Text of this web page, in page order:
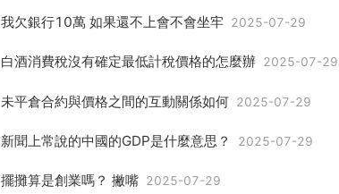
我欠銀行10萬 如果還不上會不會坐牢 2025-07-29
白酒消費稅沒有確定最低計稅價格的怎麼辦 2025-07-29
未平倉合約與價格之間的互動關係如何 2025-07-29
新聞上常說的中國的GDP是什麼意思？ 2025-07-29
擺攤算是創業嗎？ 撇嘴 2025-07-29